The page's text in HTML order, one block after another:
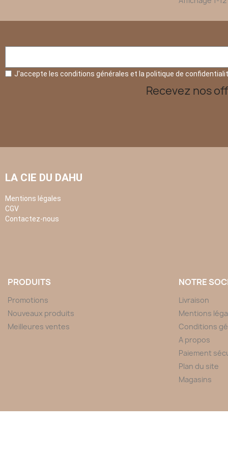
J'accepte les conditions générales et la politique de
Recevez nos
LA CIE DU DAHU
Mentions légales
CGV
Contactez-nous
PRODUITS
Promotions
Nouveaux produits
Meilleures ventes
NOTRE
Livraison
Mentions
Conditions
A propos
Paiement
Plan du site
Magasins